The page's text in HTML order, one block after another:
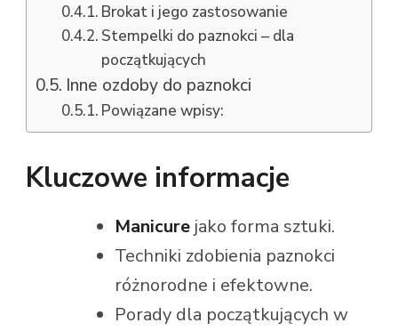
Brokat i jego zastosowanie
Stempelki do paznokci – dla
początkujących
Inne ozdoby do paznokci
Powiązane wpisy:
Kluczowe informacje
Manicure jako forma sztuki.
Techniki zdobienia paznokci
różnorodne i efektowne.
Porady dla początkujących w